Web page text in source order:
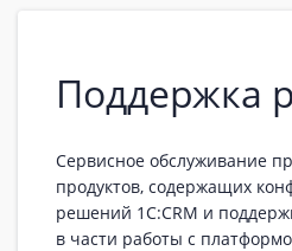
Поддержка
Сервисное обслуживание
продуктов, содержащих
решений 1C:CRM и
в части работы с